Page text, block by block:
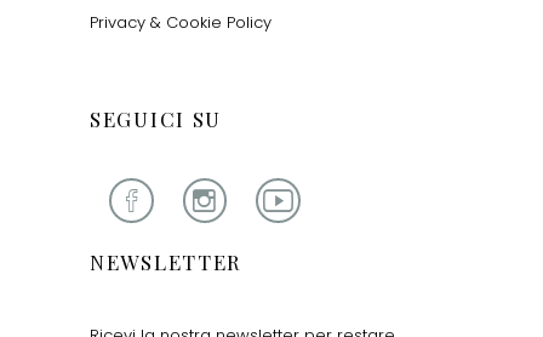
Privacy & Cookie Policy
SEGUICI SU
NEWSLETTER